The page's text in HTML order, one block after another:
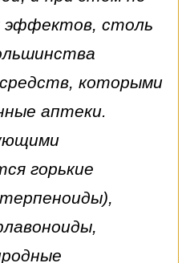
эффектов, столь
которыми
аптеки.
горькие